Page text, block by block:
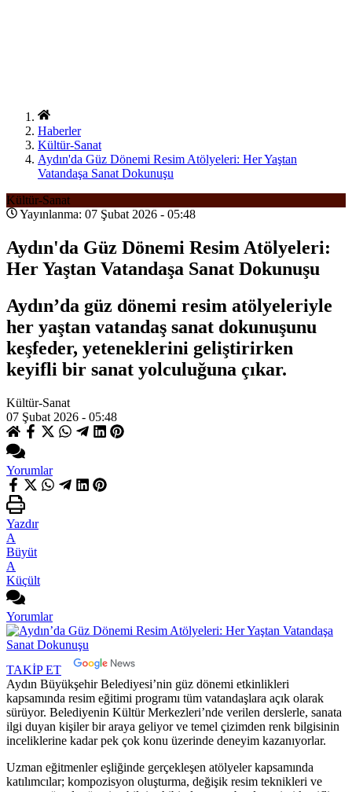
Haberler
Kültür-Sanat
Aydın'da Güz Dönemi Resim Atölyeleri: Her Yaştan
Vatandaşa Sanat Dokunuşu
Kültür-Sanat
Yayınlanma: 07 Şubat 2026 - 05:48
Aydın'da Güz Dönemi Resim Atölyeleri:
Her Yaştan Vatandaşa Sanat Dokunuşu
Aydın’da güz dönemi resim atölyeleriyle
her yaştan vatandaş sanat dokunuşunu
keşfeder, yeteneklerini geliştirirken
keyifli bir sanat yolculuğuna çıkar.
Kültür-Sanat
07 Şubat 2026 - 05:48
Yorumlar
Yazdır
A
Büyüt
A
Küçült
Yorumlar
TAKİP ET
Aydın Büyükşehir Belediyesi’nin güz dönemi etkinlikleri
kapsamında resim eğitimi programı tüm vatandaşlara açık olarak
sürüyor. Belediyenin Kültür Merkezleri’nde verilen derslerle, sanata
ilgi duyan kişiler bir araya geliyor ve temel çizimden renk bilgisinin
inceliklerine kadar pek çok konu üzerinde deneyim kazanıyorlar.
Uzman eğitmenler eşliğinde gerçekleşen atölyeler kapsamında
katılımcılar; kompozisyon oluşturma, değişik resim teknikleri ve